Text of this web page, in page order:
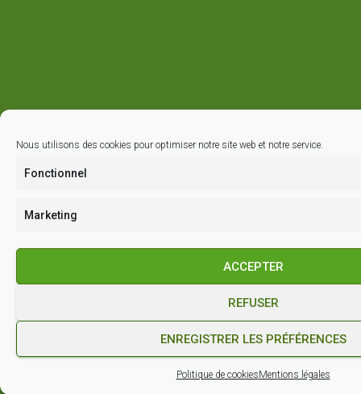
Nous utilisons des cookies pour optimiser notre site web et notre service.
Fonctionnel
Marketing
ACCEPTER
REFUSER
ENREGISTRER LES PRÉFÉRENCES
Politique de cookiesMentions légales